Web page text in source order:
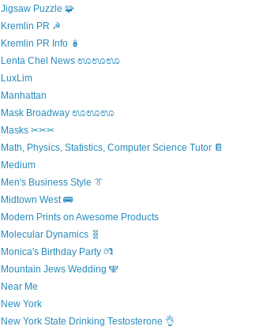
Jigsaw Puzzle 🧩
Kremlin PR ☭
Kremlin PR Info 🪆
Lenta Chel News ಊಊಊ
LuxLim
Manhattan
Mask Broadway ಊಊಊ
Masks ✂✂✂
Math, Physics, Statistics, Computer Science Tutor 📔
Medium
Men's Business Style 👔
Midtown West 🚌
Modern Prints on Awesome Products
Molecular Dynamics 🧬
Monica's Birthday Party 💏
Mountain Jews Wedding 🕎
Near Me
New York
New York State Drinking Testosterone 👌